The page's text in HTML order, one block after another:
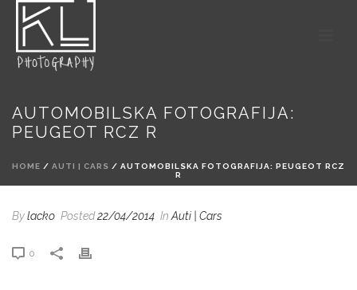
AUTOMOBILSKA FOTOGRAFIJA:
PEUGEOT RCZ R
HOME / AUTI | CARS / AUTOMOBILSKA FOTOGRAFIJA: PEUGEOT RCZ
R
Bylacko Posted22/04/2014 In Auti | Cars
0